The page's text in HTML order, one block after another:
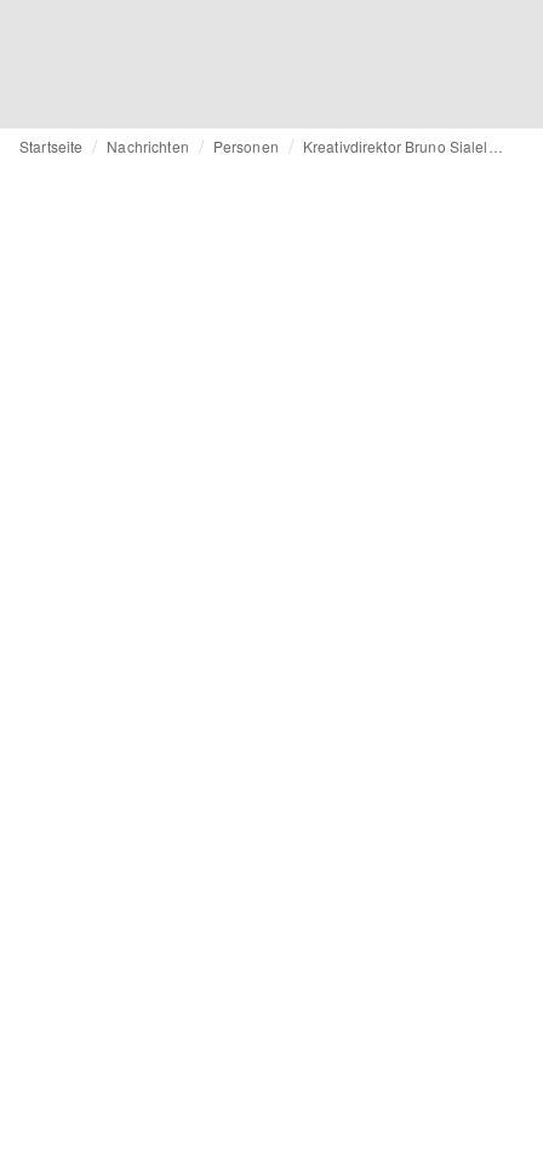
Startseite Nachrichten Personen